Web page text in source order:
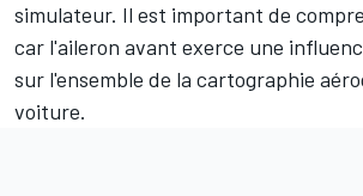
simulateur. Il est important de
car l'aileron avant exerce une
sur l'ensemble de la cartographie
voiture.